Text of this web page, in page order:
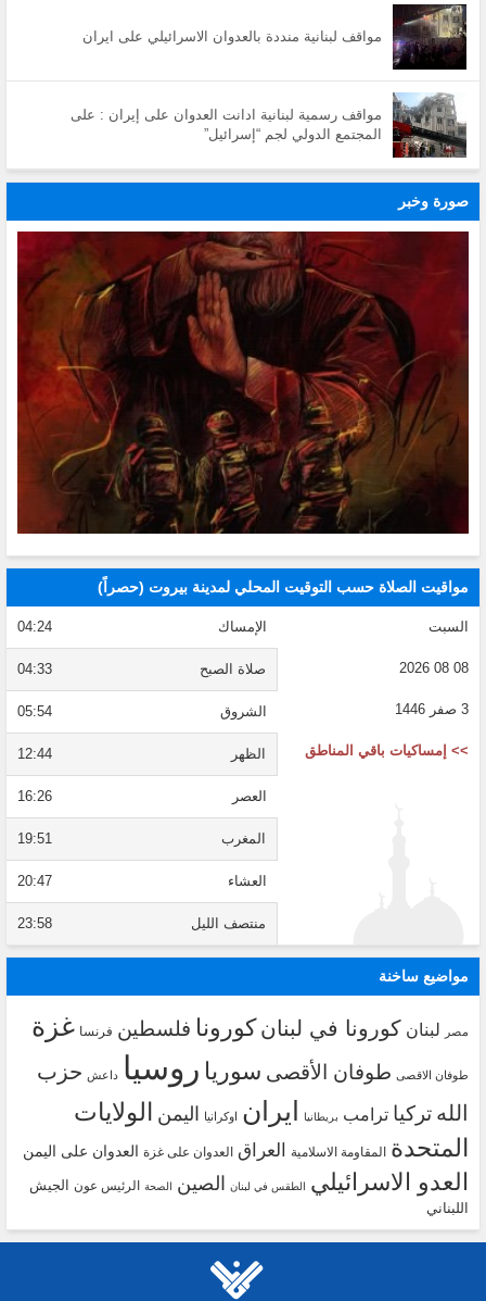
مواقف لبنانية منددة بالعدوان الاسرائيلي على ايران
مواقف رسمية لبنانية ادانت العدوان على إيران : على
المجتمع الدولي لجم “إسرائيل”
صورة وخبر
مواقيت الصلاة حسب التوقيت المحلي لمدينة بيروت (حصراً)
السبت
08 08 2026
3 صفر 1446
>> إمساكيات باقي المناطق
الإمساك 04:24
صلاة الصبح 04:33
الشروق 05:54
الظهر 12:44
العصر 16:26
المغرب 19:51
العشاء 20:47
منتصف الليل 23:58
مواضيع ساخنة
مصر لبنان كورونا في لبنانكورونا فلسطين فرنسا غزة
طوفان الاقصى طوفان الأقصى سوريا روسيا داعش حزب
الله تركيا ترامب بريطانيا ايران اوكرانيا اليمن الولايات
المتحدة المقاومة الاسلامية العراق العدوان على غزة العدوان على اليمن
العدو الاسرائيلي الطقس في لبنان الصين الصحة الرئيس عون الجيش
اللبناني